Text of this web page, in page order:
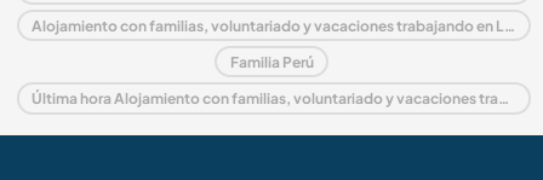
Alojamiento con familias, voluntariado y vacaciones trabajando en Lima
Familia Perú
Última hora Alojamiento con familias, voluntariado y vacaciones trabajando en Perú